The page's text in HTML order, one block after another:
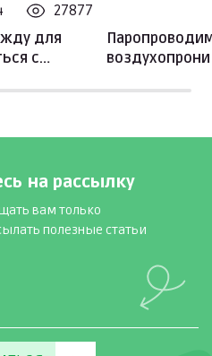
27877
для
с
показателях
на рассылку
вам только
полезные статьи